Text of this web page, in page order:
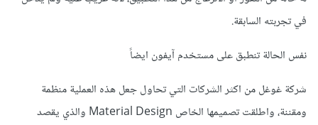
في تجربته السابقة.
نفس الحالة تنطبق على مستخدم آيفون ايضاً
شركة غوغل من اكثر الشركات التي تحاول جعل هذه العملية منظمة
ومقننة، واطلقت تصميمها الخاص Material Design والذي يقصد